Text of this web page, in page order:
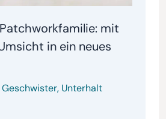
mit
in ein neues
Geschwister, Unterhalt